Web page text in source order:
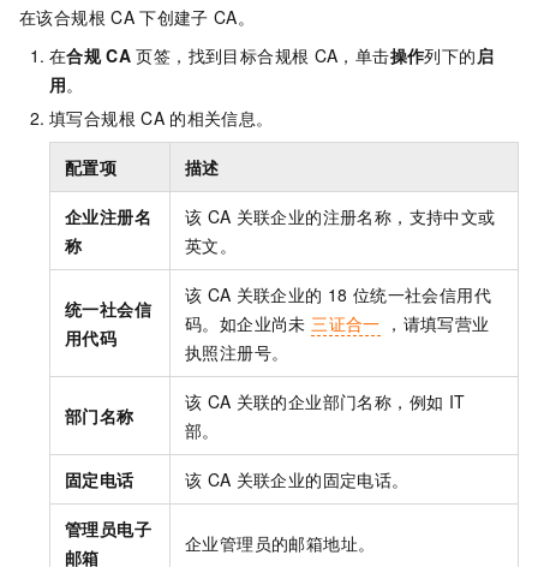
在该合规根 CA 下创建子 CA。
在合规 CA 页签，找到目标合规根 CA，单击操作列下的启
用。
填写合规根 CA 的相关信息。
配置项 描述
企业注册名
称
该 CA 关联企业的注册名称，支持中文或
英文。
统一社会信
用代码
该 CA 关联企业的 18 位统一社会信用代
码。如企业尚未三证合一 ，请填写营业
执照注册号。
部⻔名称
该 CA 关联的企业部门名称，例如 IT
部。
固定电话 该 CA 关联企业的固定电话。
管理员电⼦
邮箱
企业管理员的邮箱地址。